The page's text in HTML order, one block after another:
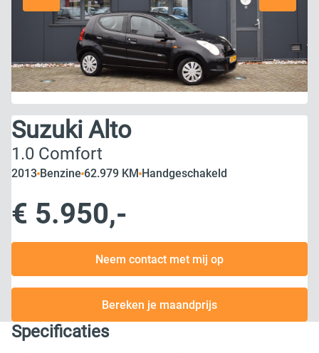
Suzuki Alto
1.0 Comfort
2013 Benzine 62.979 KM Handgeschakeld
€ 5.950,-
Neem contact met mij op
Bereken je maandprijs
Specificaties